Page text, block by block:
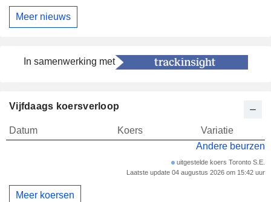
Meer nieuws
In samenwerking met
Vijfdaags koersverloop
Datum Koers
Variatie
Andere beurzen
uitgestelde koers Toronto S.E.
Laatste update 04 augustus 2026 om 15:42 uur
Meer koersen